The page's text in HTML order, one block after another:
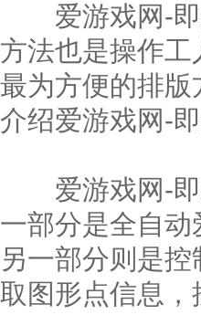
爱游戏网-即
方法也是操作
最为方便的排
介绍爱游戏网-
爱游戏网-即
一部分是全自
另一部分则是
取图形点信息